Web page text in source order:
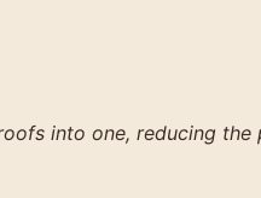
into one, reducing the